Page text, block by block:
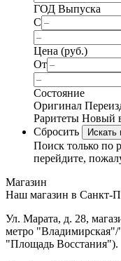
ГОД Выпуска
С
Цена (руб.)
От
Состояние
Оригинал
Раритеты Новый
Сбросить
Искать
Поиск только по
перейдите,
Магазин
Наш магазин в Санкт-
Ул. Марата, д. 28,
метро
"Площадь Восстания").